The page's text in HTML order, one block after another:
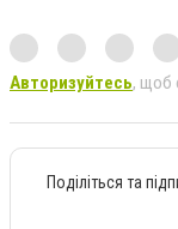
Авторизуйтесь, щоб
Поділіться та